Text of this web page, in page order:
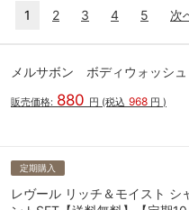
1 2 3 4 5 次
メルサボン ボディウォッシ
販売価格: 880 円 (税込 968 円 )
定期購入
レヴール リッチ＆モイスト シ